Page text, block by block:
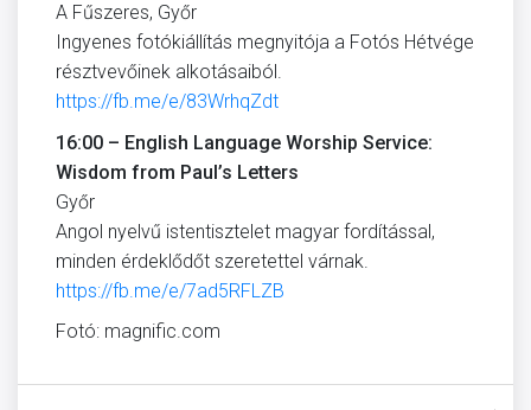
A Fűszeres, Győr
Ingyenes fotókiállítás megnyitója a Fotós Hétvége
résztvevőinek alkotásaiból.
https://fb.me/e/83WrhqZdt
16:00 – English Language Worship Service:
Wisdom from Paul’s Letters
Győr
Angol nyelvű istentisztelet magyar fordítással,
minden érdeklődőt szeretettel várnak.
https://fb.me/e/7ad5RFLZB
Fotó: magnific.com